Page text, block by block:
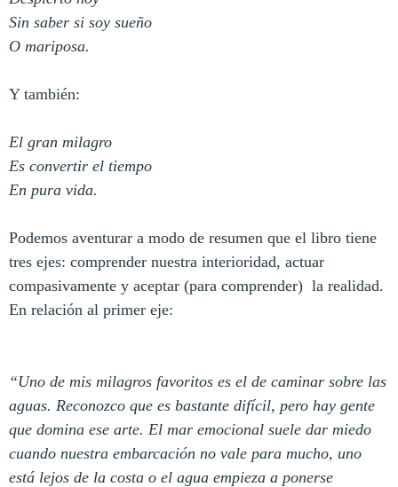
Sin saber si soy sueño
O mariposa.
Y también:
El gran milagro
Es convertir el tiempo
En pura vida.
Podemos aventurar a modo de resumen que el libro tiene
tres ejes: comprender nuestra interioridad, actuar
compasivamente y aceptar (para comprender) la realidad.
En relación al primer eje:
“Uno de mis milagros favoritos es el de caminar sobre las
aguas. Reconozco que es bastante difícil, pero hay gente
que domina ese arte. El mar emocional suele dar miedo
cuando nuestra embarcación no vale para mucho, uno
está lejos de la costa o el agua empieza a ponerse